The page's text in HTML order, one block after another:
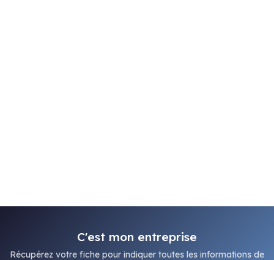
C'est mon entreprise
Récupérez votre fiche pour indiquer toutes les informations de